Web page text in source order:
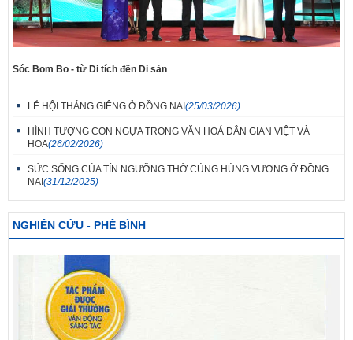
Sóc Bom Bo - từ Di tích đến Di sản
LỄ HỘI THÁNG GIÊNG Ở ĐỒNG NAI(25/03/2026)
HÌNH TƯỢNG CON NGỰA TRONG VĂN HOÁ DÂN GIAN VIỆT VÀ
HOA(26/02/2026)
SỨC SỐNG CỦA TÍN NGƯỠNG THỜ CÚNG HÙNG VƯƠNG Ở ĐỒNG
NAI(31/12/2025)
NGHIÊN CỨU - PHÊ BÌNH